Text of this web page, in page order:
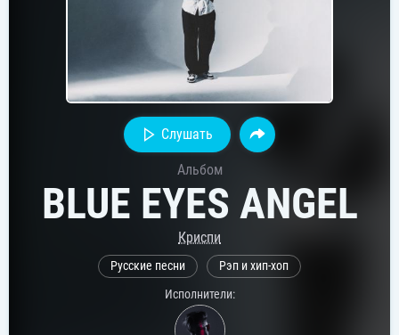
Слушать
Альбом
BLUE EYES ANGEL
Криспи
Русские песни
Рэп и хип-хоп
Исполнители: